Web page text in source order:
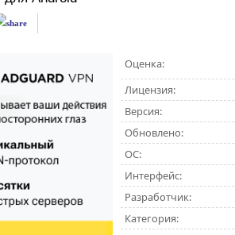
Оценка:
Лицензия:
Версия:
Обновлено:
ОС:
Интерфейс:
Разработчик:
Категория: